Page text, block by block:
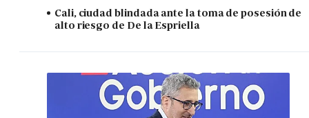
Cali, ciudad blindada ante la toma de posesión de
alto riesgo de De la Espriella